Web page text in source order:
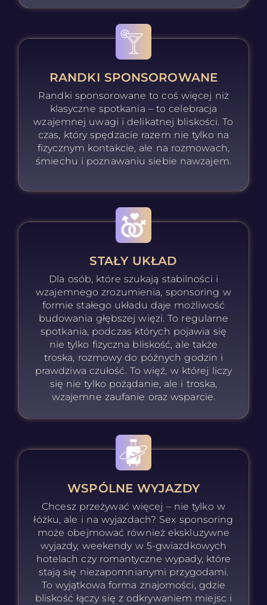
RANDKI SPONSOROWANE
Randki sponsorowane to coś więcej niż
klasyczne spotkania – to celebracja
wzajemnej uwagi i delikatnej bliskości. To
czas, który spędzacie razem nie tylko na
fizycznym kontakcie, ale na rozmowach,
śmiechu i poznawaniu siebie nawzajem.
STAŁY UKŁAD
Dla osób, które szukają stabilności i
wzajemnego zrozumienia, sponsoring w
formie stałego układu daje możliwość
budowania głębszej więzi. To regularne
spotkania, podczas których pojawia się
nie tylko fizyczna bliskość, ale także
troska, rozmowy do późnych godzin i
prawdziwa czułość. To więź, w której liczy
się nie tylko pożądanie, ale i troska,
wzajemne zaufanie oraz wsparcie.
WSPÓLNE WYJAZDY
Chcesz przeżywać więcej – nie tylko w
łóżku, ale i na wyjazdach? Sex sponsoring
może obejmować również ekskluzywne
wyjazdy, weekendy w 5-gwiazdkowych
hotelach czy romantyczne wypady, które
stają się niezapomnianymi przygodami.
To wyjątkowa forma znajomości, gdzie
bliskość łączy się z odkrywaniem miejsc i